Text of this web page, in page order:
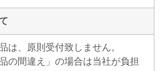
は、原則受付致しません。
の間違え」の場合は当社が負担